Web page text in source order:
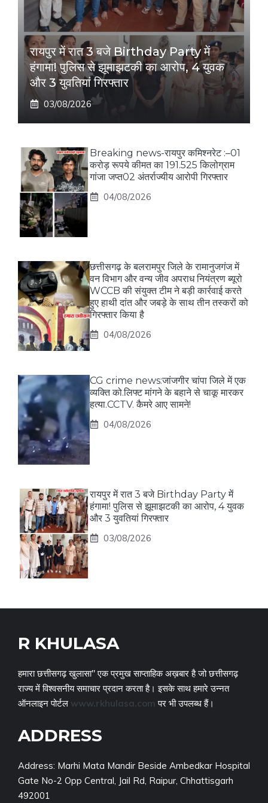
रायपुर में रात 3 बजे Birthday Party में
हंगामा! पुलिस से झूमाझटकी का आरोप, 4 युवक
और 3 युवतियां गिरफ्तार
03/08/2026
Breaking news-रायपुर कमिश्नरेट :–01
करोड़ रूपये कीमत का 191.525 किलोग्राम
गांजा जप्त02 अंतर्राज्यीय आरोपी गिरफ्तार
04/08/2026
छत्तीसगढ़ के बलरामपुर जिले के रामानुजगंज में
वन विभाग और वन्य जीव अपराध नियंत्रण ब्यूरो
WCCB की संयुक्त टीम ने बड़ी कार्रवाई करते
हुए हाथी दांत और जबड़े के साथ तीन तस्करों को
गिरफ्तार किया है
04/08/2026
CG crime news:जांजगीर चांपा जिले में एक
व्यक्ति को.लिफ्ट मांगने के बहाने से चाकू मारकर
हत्या.CCTV. कैमरे आए सामने!
04/08/2026
रायपुर में रात 3 बजे Birthday Party में
हंगामा! पुलिस से झूमाझटकी का आरोप, 4 युवक
और 3 युवतियां गिरफ्तार
03/08/2026
R KHULASA
हमारा छत्तीसगढ़ खुलासा" एक प्रमुख साप्ताहिक अख़बार है जो छत्तीसगढ़
राज्य में विश्वसनीय समाचार प्रदान करता है। इसके साथ हमारे उन्नत
ऑनलाइन पोर्टल www.rkhulasa.com पर भी उपलब्ध हैं।
ADDRESS
Address: Marhi Mata Mandir Beside Ambedkar Hospital
Gate No-2 Opp Central, Jail Rd, Raipur, Chhattisgarh
492001